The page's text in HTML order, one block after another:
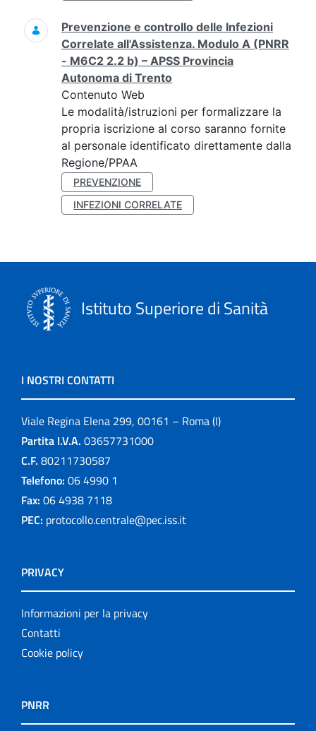
Prevenzione e controllo delle Infezioni
Correlate all'Assistenza. Modulo A (PNRR
- M6C2 2.2 b) – APSS Provincia
Autonoma di Trento
Contenuto Web
Le modalità/istruzioni per formalizzare la
propria iscrizione al corso saranno fornite
al personale identificato direttamente dalla
Regione/PPAA
PREVENZIONE
INFEZIONI CORRELATE
Istituto Superiore di Sanità
I NOSTRI CONTATTI
Viale Regina Elena 299, 00161 – Roma (I)
Partita I.V.A. 03657731000
C.F. 80211730587
Telefono: 06 4990 1
Fax: 06 4938 7118
PEC: protocollo.centrale@pec.iss.it
PRIVACY
Informazioni per la privacy
Contatti
Cookie policy
PNRR